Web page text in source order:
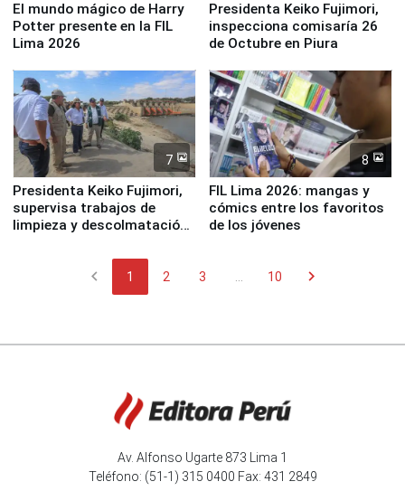
El mundo mágico de Harry
Potter presente en la FIL
Lima 2026
Presidenta Keiko Fujimori,
inspecciona comisaría 26
de Octubre en Piura
7
Presidenta Keiko Fujimori,
supervisa trabajos de
limpieza y descolmatación
8
FIL Lima 2026: mangas y
cómics entre los favoritos
de los jóvenes
chevron_left 1 2 3 ... 10 chevron_right
Av. Alfonso Ugarte 873 Lima 1
Teléfono: (51-1) 315 0400 Fax: 431 2849